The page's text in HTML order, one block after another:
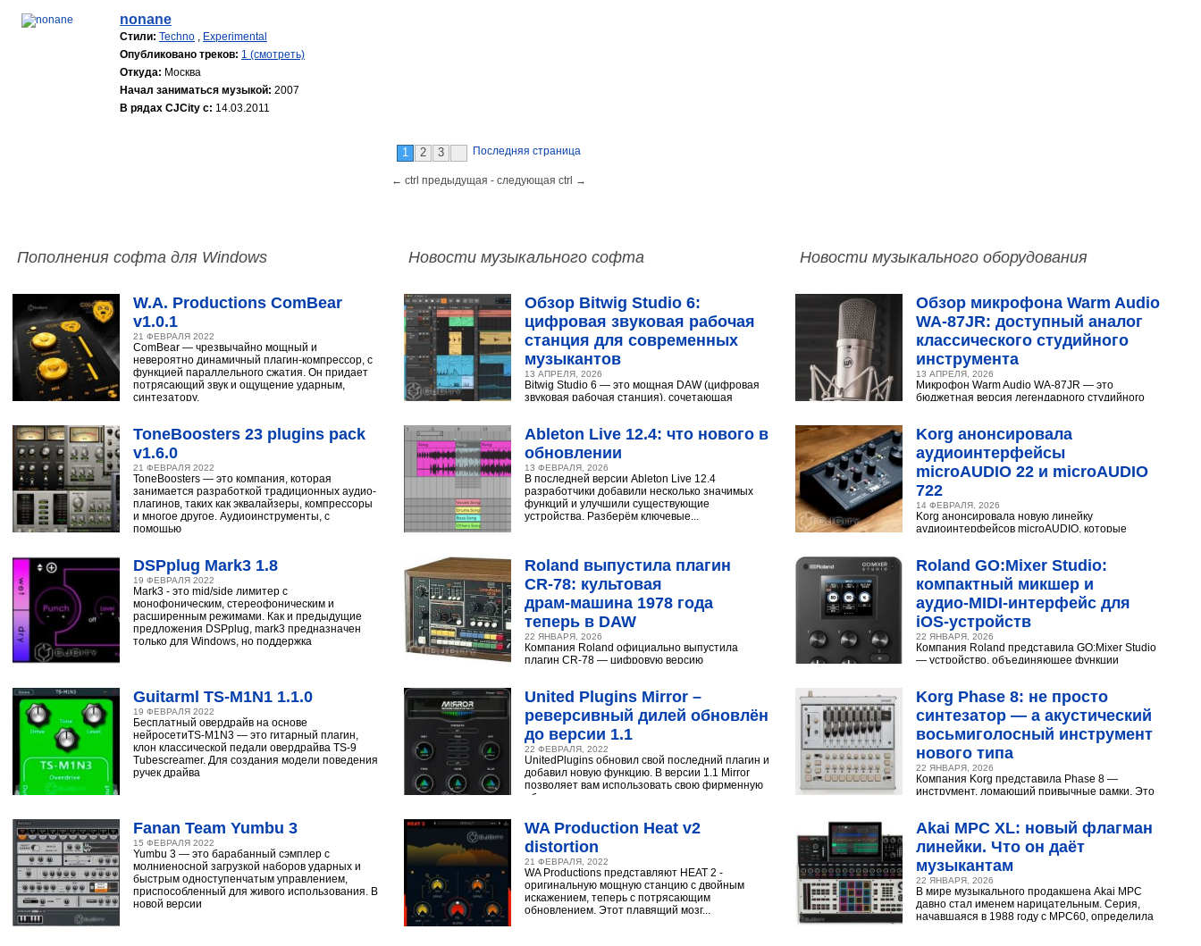
nonane
Стили: Techno , Experimental
Опубликовано треков: 1 (смотреть)
Откуда: Москва
Начал заниматься музыкой: 2007
В рядах CJCity с: 14.03.2011
1 2 3 Последняя страница
← ctrl предыдущая - следующая ctrl →
Пополнения софта для Windows
W.A. Productions ComBear
v1.0.1
21 ФЕВРАЛЯ 2022
ComBear — чрезвычайно мощный и
невероятно динамичный плагин-компрессор, с
функцией параллельного сжатия. Он придает
потрясающий звук и ощущение ударным,
синтезатору,
ToneBoosters 23 plugins pack
v1.6.0
21 ФЕВРАЛЯ 2022
ToneBoosters — это компания, которая
занимается разработкой традиционных аудио-
плагинов, таких как эквалайзеры, компрессоры
и многое другое. Аудиоинструменты, с
помощью
DSPplug Mark3 1.8
19 ФЕВРАЛЯ 2022
Mark3 - это mid/side лимитер с
монофоническим, стереофоническим и
расширенным режимами. Как и предыдущие
предложения DSPplug, mark3 предназначен
только для Windows, но поддержка
Guitarml TS-M1N1 1.1.0
19 ФЕВРАЛЯ 2022
Бесплатный овердрайв на основе
нейросетиTS-M1N3 — это гитарный плагин,
клон классической педали овердрайва TS-9
Tubescreamer. Для создания модели поведения
ручек драйва
Fanan Team Yumbu 3
15 ФЕВРАЛЯ 2022
Yumbu 3 — это барабанный сэмплер с
молниеносной загрузкой наборов ударных и
быстрым одноступенчатым управлением,
приспособленный для живого использования. В
новой версии
Новости музыкального софта
Обзор Bitwig Studio 6:
цифровая звуковая рабочая
станция для современных
музыкантов
13 АПРЕЛЯ, 2026
Bitwig Studio 6 — это мощная DAW (цифровая
звуковая рабочая станция), сочетающая
Ableton Live 12.4: что нового в
обновлении
13 ФЕВРАЛЯ, 2026
В последней версии Ableton Live 12.4
разработчики добавили несколько значимых
функций и улучшили существующие
устройства. Разберём ключевые...
Roland выпустила плагин
CR‑78: культовая
драм‑машина 1978 года
теперь в DAW
22 ЯНВАРЯ, 2026
Компания Roland официально выпустила
плагин CR-78 — цифровую версию
United Plugins Mirror –
реверсивный дилей обновлён
до версии 1.1
22 ФЕВРАЛЯ, 2022
UnitedPlugins обновил свой последний плагин и
добавил новую функцию. В версии 1.1 Mirror
позволяет вам использовать свою фирменную
обратную...
WA Production Heat v2
distortion
21 ФЕВРАЛЯ, 2022
WA Productions представляют HEAT 2 -
оригинальную мощную станцию с двойным
искажением, теперь с потрясающим
обновлением. Этот плавящий мозг...
Новости музыкального оборудования
Обзор микрофона Warm Audio
WA‑87JR: доступный аналог
классического студийного
инструмента
13 АПРЕЛЯ, 2026
Микрофон Warm Audio WA‑87JR — это
бюджетная версия легендарного студийного
Korg анонсировала
аудиоинтерфейсы
microAUDIO 22 и microAUDIO
722
14 ФЕВРАЛЯ, 2026
Korg анонсировала новую линейку
аудиоинтерфейсов microAUDIO, которые
Roland GO:Mixer Studio:
компактный микшер и
аудио‑MIDI‑интерфейс для
iOS‑устройств
22 ЯНВАРЯ, 2026
Компания Roland представила GO:Mixer Studio
— устройство, объединяющее функции
Korg Phase 8: не просто
синтезатор — а акустический
восьмиголосный инструмент
нового типа
22 ЯНВАРЯ, 2026
Компания Korg представила Phase 8 —
инструмент, ломающий привычные рамки. Это
Akai MPC XL: новый флагман
линейки. Что он даёт
музыкантам
22 ЯНВАРЯ, 2026
В мире музыкального продакшена Akai MPC
давно стал именем нарицательным. Серия,
начавшаяся в 1988 году с MPC60, определила